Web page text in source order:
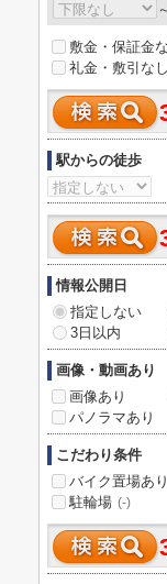
～
敷金・保証金
礼金・敷引なし
駅からの徒歩
情報公開日
指定しない
3日以内
画像・動画あり
画像あり
パノラマあり
こだわり条件
バイク置場あり
駐輪場 (-)